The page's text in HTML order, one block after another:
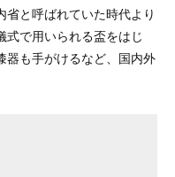
と呼ばれていた時代より
式で用いられる盃をはじ
器も手がけるなど、国内外